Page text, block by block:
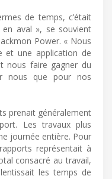
de temps, c’était
aval », se souvient
Power. « Nous
et une application de
nous faire gagner du
nous que pour nos
prenait généralement
Les travaux plus
journée entière. Pour
représentait à
consacré au travail,
les temps de